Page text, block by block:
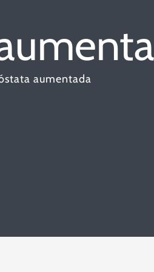
aumentada